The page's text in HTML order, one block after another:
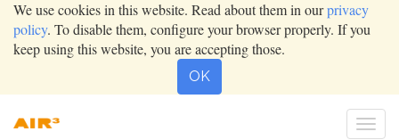
We use cookies in this website. Read about them in ourprivacy
policy. To disable them, configure your browser properly. If you
keep using this website, you are accepting those.
OK